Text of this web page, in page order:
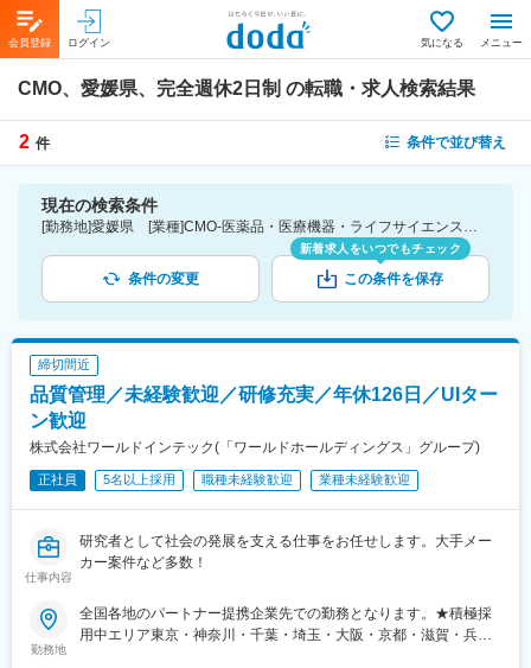
会員登録 ログイン 気になる メニュー
CMO、愛媛県、完全週休2日制 の転職・求人検索結果
2 件 条件で並び替え
現在の検索条件
[勤務地]愛媛県 [業種]CMO-医薬品・医療機器・ライフサイエンス・医療系サービス [こだわり条件ピックアップ]完全週休2日制 [詳細条件](休日・働き方)完全週休2日制
条件の変更
新着求人をいつでもチェック
この条件を保存
締切間近
品質管理／未経験歓迎／研修充実／年休126日／UIター
ン歓迎
株式会社ワールドインテック(「ワールドホールディングス」グループ)
正社員 5名以上採用 職種未経験歓迎 業種未経験歓迎
仕事内容
研究者として社会の発展を支える仕事をお任せします。大手メー
カー案件など多数！
勤務地
全国各地のパートナー提携企業先での勤務となります。★積極採
用中エリア東京・神奈川・千葉・埼玉・大阪・京都・滋賀・兵